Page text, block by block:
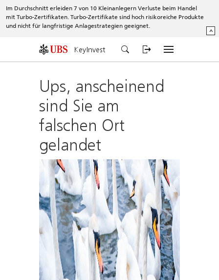
Im Durchschnitt erleiden 7 von 10 Kleinanlegern Verluste beim Handel
mit Turbo-Zertifikaten. Turbo-Zertifikate sind hoch risikoreiche Produkte
und nicht für langfristige Anlagestrategien geeignet.
^
KeyInvest
Ups, anscheinend
sind Sie am
falschen Ort
gelandet